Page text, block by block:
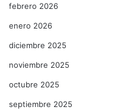
febrero 2026
enero 2026
diciembre 2025
noviembre 2025
octubre 2025
septiembre 2025